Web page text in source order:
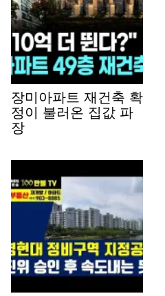
장미아파트 재건축 확
정이 불러온 집값 파
장